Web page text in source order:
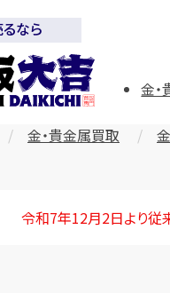
なら
金
金・貴金属買取
令和7年12月2日より従